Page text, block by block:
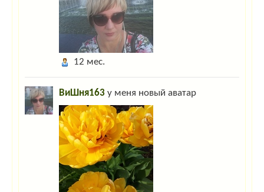
12 мес.
ВиШня163 у меня новый аватар